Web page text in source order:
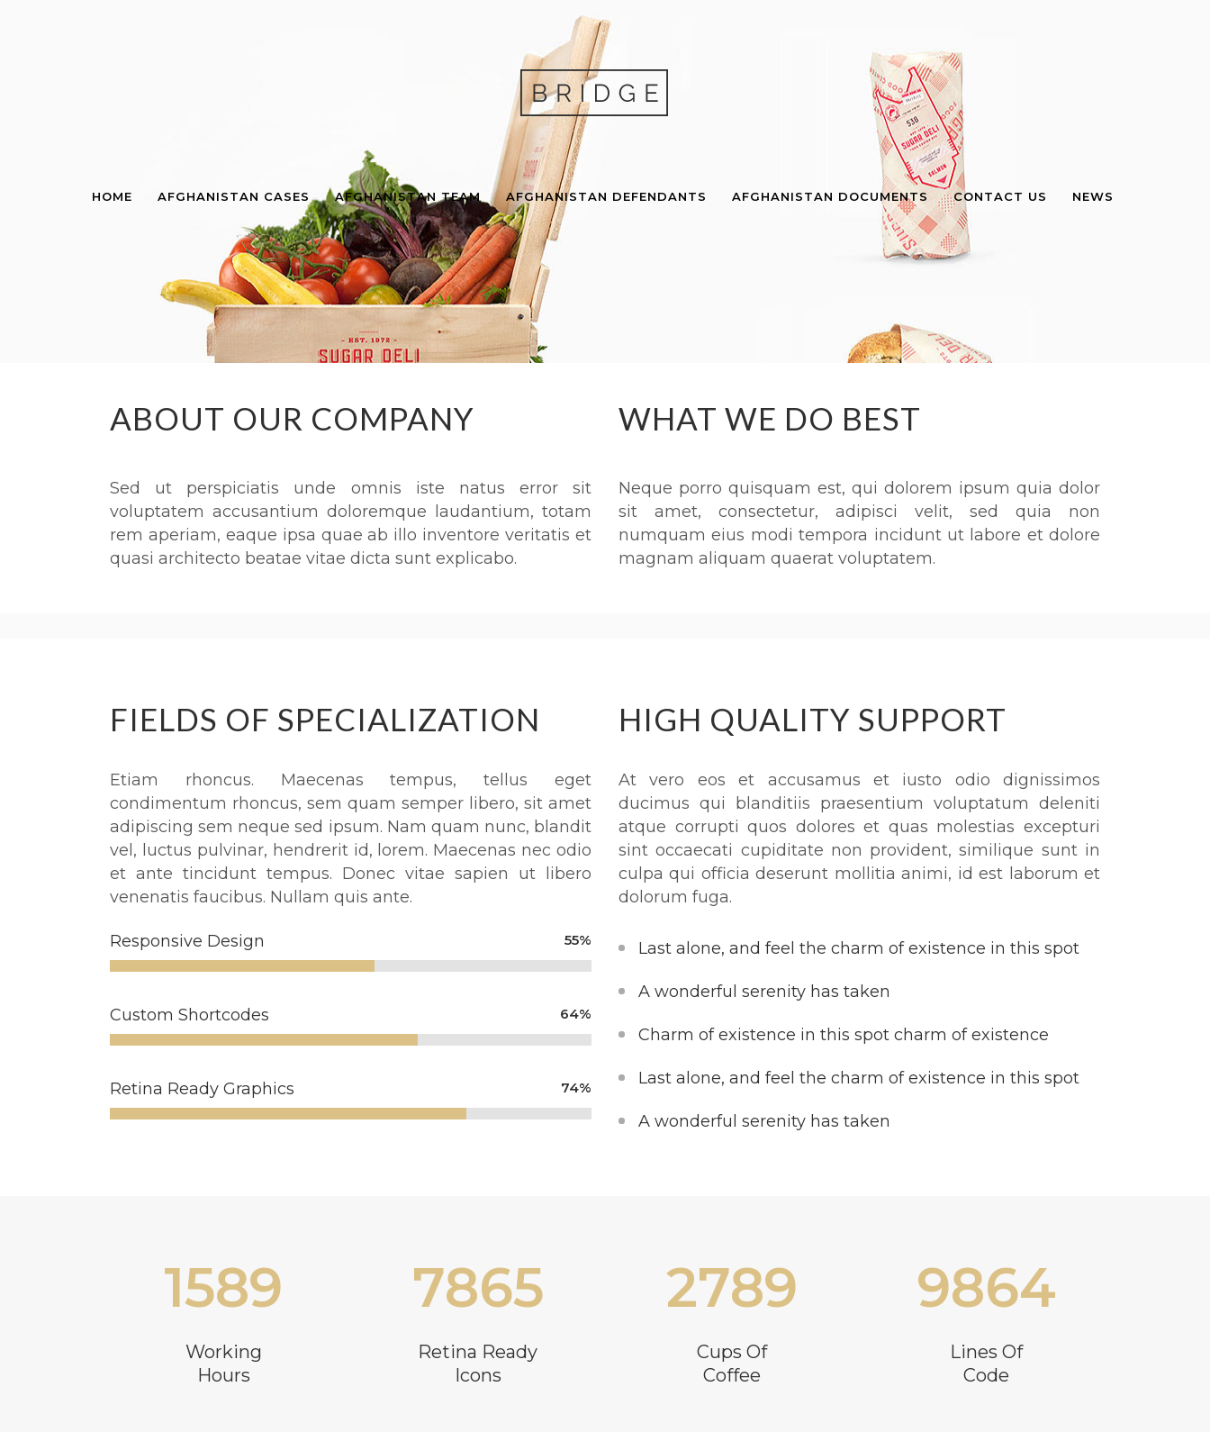
HOME AFGHANISTAN CASES AFGHANISTAN TEAM AFGHANISTAN DEFENDANTS AFGHANISTAN DOCUMENTS CONTACT US NEWS
ABOUT OUR COMPANY
Sed ut perspiciatis unde omnis iste natus error sit
voluptatem accusantium doloremque laudantium, totam
rem aperiam, eaque ipsa quae ab illo inventore veritatis et
quasi architecto beatae vitae dicta sunt explicabo.
WHAT WE DO BEST
Neque porro quisquam est, qui dolorem ipsum quia dolor
sit amet, consectetur, adipisci velit, sed quia non
numquam eius modi tempora incidunt ut labore et dolore
magnam aliquam quaerat voluptatem.
FIELDS OF SPECIALIZATION
Etiam rhoncus. Maecenas tempus, tellus eget
condimentum rhoncus, sem quam semper libero, sit amet
adipiscing sem neque sed ipsum. Nam quam nunc, blandit
vel, luctus pulvinar, hendrerit id, lorem. Maecenas nec odio
et ante tincidunt tempus. Donec vitae sapien ut libero
venenatis faucibus. Nullam quis ante.
Responsive Design 55%
Custom Shortcodes 64%
Retina Ready Graphics 74%
HIGH QUALITY SUPPORT
At vero eos et accusamus et iusto odio dignissimos
ducimus qui blanditiis praesentium voluptatum deleniti
atque corrupti quos dolores et quas molestias excepturi
sint occaecati cupiditate non provident, similique sunt in
culpa qui officia deserunt mollitia animi, id est laborum et
dolorum fuga.
Last alone, and feel the charm of existence in this spot
A wonderful serenity has taken
Charm of existence in this spot charm of existence
Last alone, and feel the charm of existence in this spot
A wonderful serenity has taken
1589
Working
Hours
7865
Retina Ready
Icons
2789
Cups Of
Coffee
9864
Lines Of
Code